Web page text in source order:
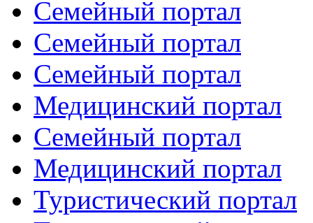
Семейный портал
Семейный портал
Семейный портал
Медицинский портал
Семейный портал
Медицинский портал
Туристический портал